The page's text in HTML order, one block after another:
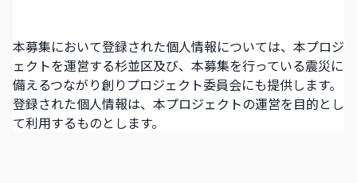
本募集において登録された個人情報については、本プロジ
ェクトを運営する杉並区及び、本募集を行っている震災に
備えるつながり創りプロジェクト委員会にも提供します。
登録された個人情報は、本プロジェクトの運営を目的とし
て利用するものとします。